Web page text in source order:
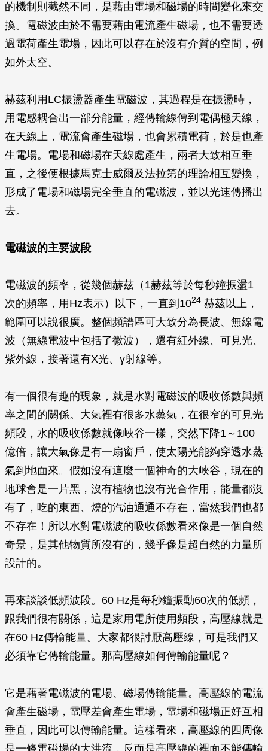
的機制則截然不同，是藉由電場和磁場的時間變化來交
換。電磁波由於不需要藉由電流產生磁場，也不需要透
過電荷產生電場，因此可以存在於沒有介質的空間，例
如外太空。
赫茲利用LC振盪器產生電磁波，其過程是在振盪時，
用電感耦合出一部分能量，經傳輸線傳到電偶極天線，
在天線上，電流會產生磁場，也會累積電荷，於是也產
生電場。電場和磁場在天線處產生，兩者大致相互垂
直，之後便根據馬克士威爾及法拉第的理論相互變換，
形成了電場和磁場完全垂直的電磁波，並以光速傳播出
去。
電磁波的主要波段
電磁波的頻率，從幾個赫茲（1赫茲等於每秒鐘振盪1
次的頻率，用Hz表示）以下，一直到1024 赫茲以上，
範圍可以說很廣。整個頻譜區可大致分為長波、無線電
波（無線電波中包括了微波），還有紅外線、可見光、
紫外線，接著還有X光、 γ射線等。
有一個很有趣的現象，就是水對電磁波的吸收係數與頻
率之間的關係。大氣裡有很多水蒸氣，在很窄的可見光
頻段，水的吸收係數就像峽谷一樣，突然下降1～100
億倍，讓大氣像是有一扇窗戶，使太陽光能夠穿透水蒸
氣到地面來。假如沒有這麼一個神奇的大峽谷，現在的
地球會是一片黑，沒有植物也沒有光合作用，能量都沒
有了，吃的東西、燒的汽油通通不存在，當然我們也都
不存在！所以水對電磁波的吸收係數看來像是一個自然
奇景，是其他物質所沒有的，幾乎像是超自然的力量所
設計的。
再來談談低頻波段。60 Hz是每秒鐘振動60次的低頻，
跟我們很有關係，這是家用電所使用頻段，高壓線就是
在60 Hz傳輸能量。大家都很討厭高壓線，可是我們又
必須靠它傳輸能量。那高壓線如何傳輸能量呢？
它是藉著電磁波的電場、磁場傳輸能量。高壓線的電流
會產生磁場，電壓差會產生電場，電場和磁場正好互相
垂直，因此可以傳輸能量。這樣看來，高壓線的四周像
是一條電磁場的大洪流，反而是高壓線的裡面不能傳輸